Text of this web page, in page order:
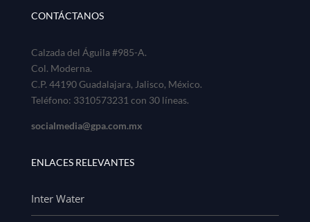
CONTÁCTANOS
Calzada del Águila #985-A.
Col. Moderna.
C.P. 44190 Guadalajara, Jalisco, México.
Teléfono: 3310573231 con 30 líneas.
socialmedia@gpa.com.mx
ENLACES RELEVANTES
Inter Water